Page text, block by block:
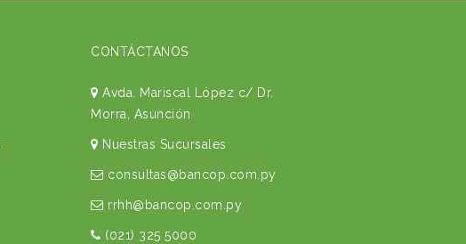
CONTÁCTANOS
Avda. Mariscal López c/ Dr.
Morra, Asunción
Nuestras Sucursales
consultas@bancop.com.py
rrhh@bancop.com.py
(021) 325 5000